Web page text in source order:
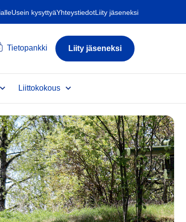
Usein kysyttyäYhteystiedotLiity jäseneksi
Tietopankki Liity jäseneksi
Liittokokous